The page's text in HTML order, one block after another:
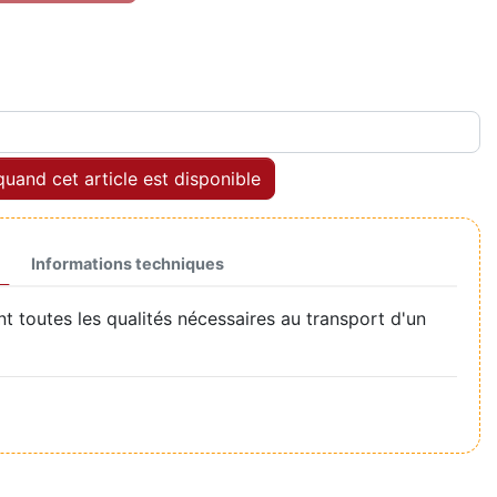
cet article est disponible
Informations techniques
toutes les qualités nécessaires au transport d'un